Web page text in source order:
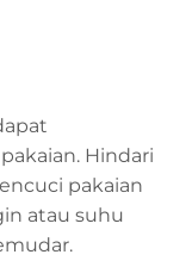
Hindari
pakaian
atau suhu